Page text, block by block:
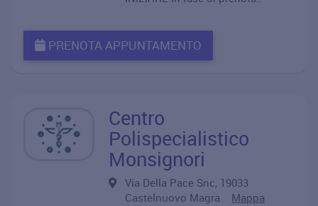
PRENOTA APPUNTAMENTO
Centro
Polispecialistico
Monsignori
Via Della Pace Snc, 19033
Castelnuovo Magra Mappa